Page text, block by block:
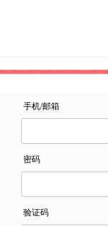
手机/邮箱
密码
验证码